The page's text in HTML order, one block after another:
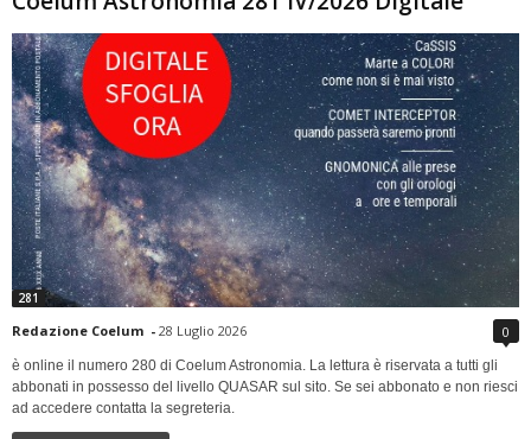
281
Redazione Coelum - 28 Luglio 2026 0
è online il numero 280 di Coelum Astronomia. La lettura è riservata a tutti gli
abbonati in possesso del livello QUASAR sul sito. Se sei abbonato e non riesci
ad accedere contatta la segreteria.